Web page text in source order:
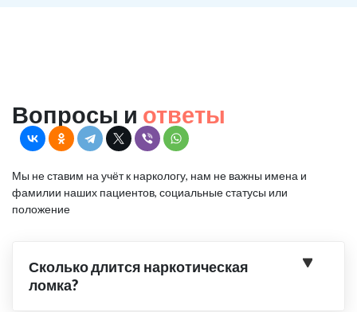
Вопросы и ответы
Мы не ставим на учёт к наркологу, нам не важны имена и
фамилии наших пациентов, социальные статусы или
положение
Сколько длится наркотическая
ломка?